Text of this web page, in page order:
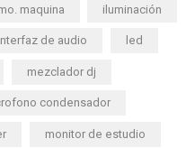
maquina iluminación
de audio led
mezclador dj
condensador
monitor de estudio